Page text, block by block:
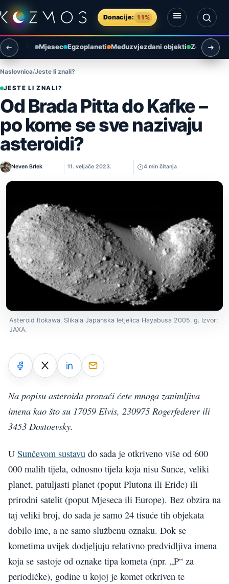
Preskoči na sadržaj
Donacije: 11%
Otvori izbornik
Otvori pretragu
Mjesec Egzoplaneti Međuzvjezdani objekti Zemlja i
Naslovnica Jeste li znali?
JESTE LI ZNALI?
Od Brada Pitta do Kafke –
po kome se sve nazivaju
asteroidi?
Neven Brlek 11. veljače 2023. 4 min čitanja
Asteroid Itokawa. Slikala Japanska letjelica Hayabusa 2005. g. Izvor:
JAXA.
Na popisu asteroida pronaći ćete mnoga zanimljiva
imena kao što su 17059 Elvis, 230975 Rogerfederer ili
3453 Dostoevsky.
U Sunčevom sustavu do sada je otkriveno više od 600
000 malih tijela, odnosno tijela koja nisu Sunce, veliki
planet, patuljasti planet (poput Plutona ili Eride) ili
prirodni satelit (poput Mjeseca ili Europe). Bez obzira na
taj veliki broj, do sada je samo 24 tisuće tih objekata
dobilo ime, a ne samo službenu oznaku. Dok se
kometima uvijek dodjeljuju relativno predvidljiva imena
koja se sastoje od oznake tipa kometa (npr. „P“ za
periodičke), godine u kojoj je komet otkriven te